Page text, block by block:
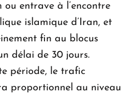
entrave à l’encontre
islamique d’Iran, et
fin au blocus
délai de 30 jours.
période, le trafic
proportionnel au niveau